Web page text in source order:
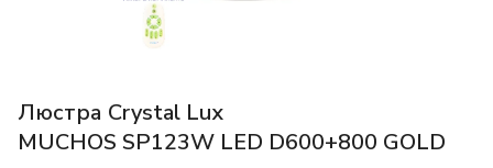
Люстра Crystal Lux
MUCHOS SP123W LED D600+800 GOLD